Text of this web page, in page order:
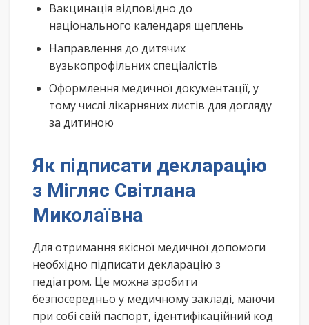
Вакцинація відповідно до
національного календаря щеплень
Направлення до дитячих
вузькопрофільних спеціалістів
Оформлення медичної документації, у
тому числі лікарняних листів для догляду
за дитиною
Як підписати декларацію
з Мігляс Світлана
Миколаївна
Для отримання якісної медичної допомоги
необхідно підписати декларацію з
педіатром. Це можна зробити
безпосередньо у медичному закладі, маючи
при собі свій паспорт, ідентифікаційний код